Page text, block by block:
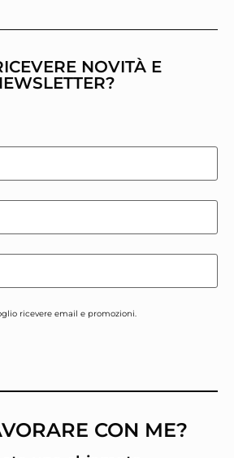
NOVITÀ E
ricevere email e promozioni.
CON ME?